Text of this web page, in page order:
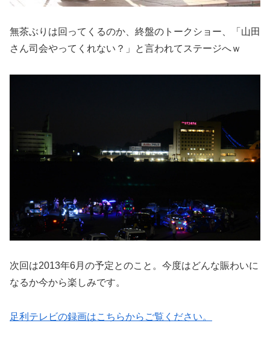
無茶ぶりは回ってくるのか、終盤のトークショー、「山田
さん司会やってくれない？」と言われてステージへｗ
次回は2013年6月の予定とのこと。今度はどんな賑わいに
なるか今から楽しみです。
足利テレビの録画はこちらからご覧ください。